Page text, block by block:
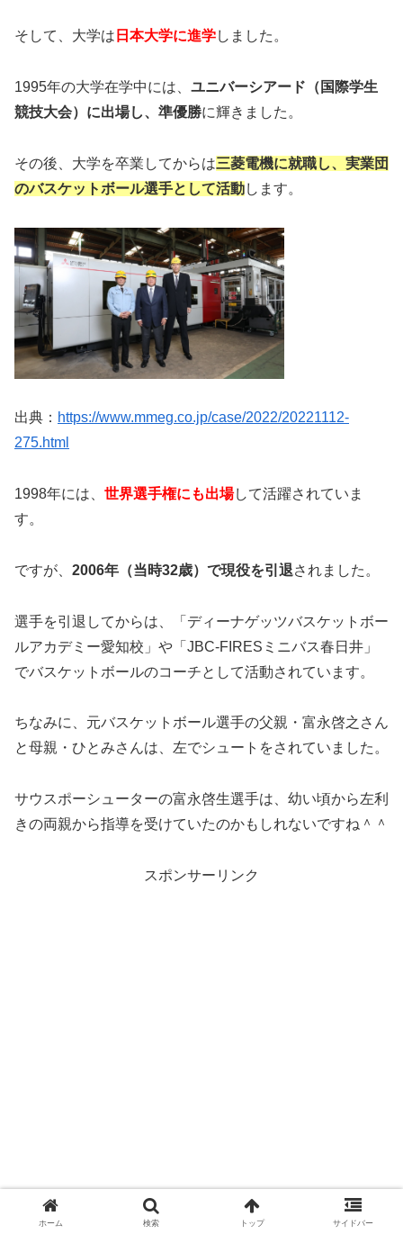
そして、大学は 日本大学に進学しました。
1995年の大学在学中には、 ユニバーシアード（国際学生
競技大会）に出場し、準優勝に輝きました。
その後、大学を卒業してからは三菱電機に就職し、実業団
のバスケットボール選手として活動します。
出典： https://www.mmeg.co.jp/case/2022/20221112-
275.html
1998年には、 世界選手権にも出場して活躍されていま
す。
ですが、 2006年（当時32歳）で現役を引退されました。
選手を引退してからは、「ディーナゲッツバスケットボー
ルアカデミー愛知校」や「JBC-FIRESミニバス春日井」
でバスケットボールのコーチとして活動されています。
ちなみに、元バスケットボール選手の父親・富永啓之さん
と母親・ひとみさんは、左でシュートをされていました。
サウスポーシューターの富永啓生選手は、幼い頃から左利
きの両親から指導を受けていたのかもしれないですね＾＾
スポンサーリンク
ホーム 検索 トップ サイドバー